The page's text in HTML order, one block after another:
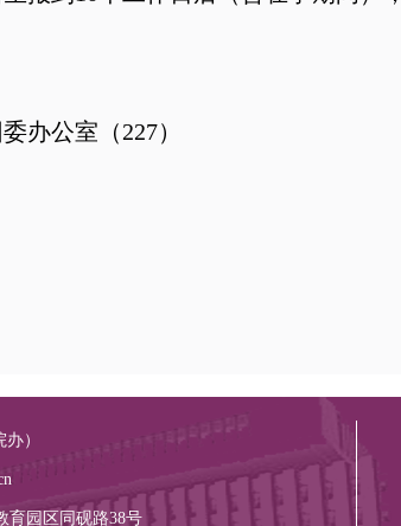
办公室（227）
）
育园区同砚路38号